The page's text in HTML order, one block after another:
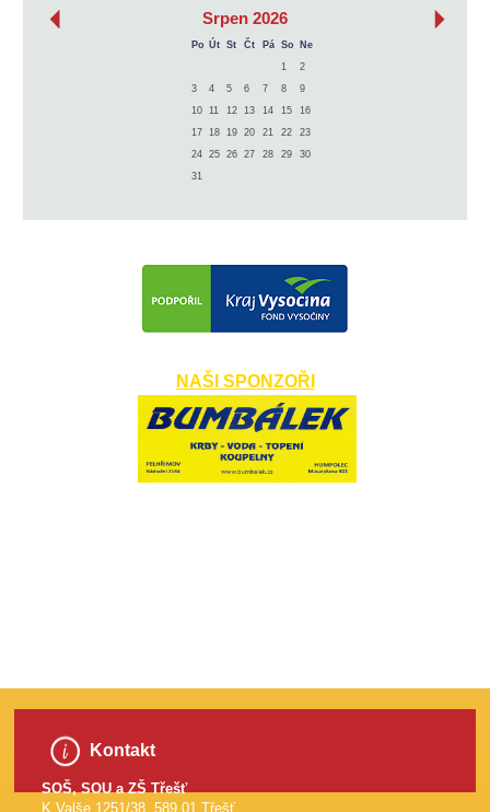
Srpen 2026
Po Út St Čt Pá So
Ne
1
2
3
4 5 6 7 8
9
10
11 12 13 14 15
16
17
18 19 20 21 22
23
24
25 26 27 28 29
30
31
NAŠI SPONZOŘI
Kontakt
SOŠ, SOU a ZŠ Třešť
K Valše 1251/38, 589 01 Třešť